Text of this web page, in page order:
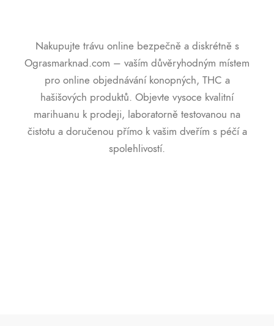
Nakupujte trávu online bezpečně a diskrétně s
Ograsmarknad.com – vaším důvěryhodným místem
pro online objednávání konopných, THC a
hašišových produktů. Objevte vysoce kvalitní
marihuanu k prodeji, laboratorně testovanou na
čistotu a doručenou přímo k vašim dveřím s péčí a
spolehlivostí.